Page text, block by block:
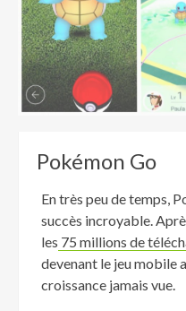
Pokémon Go
En très peu de temps,
succès incroyable.
les 75 millions de
devenant le jeu mobile
croissance jamais vue.